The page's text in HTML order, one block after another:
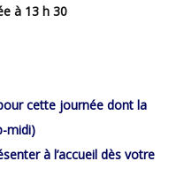
à 13 h 30
cette journée dont la
midi)
à l’accueil dès votre